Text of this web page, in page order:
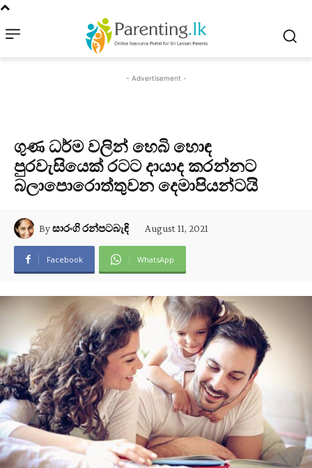
- Advertisement -
ගුණ ධර්ම වලින් හෙබි හොඳ
පුරවැසියෙක් රටට දායාද කරන්නට
බලාපොරොත්තුවන දෙමාපියන්ටයි
Byසාරංගි රන්පටබැඳි August 11, 2021
Facebook WhatsApp